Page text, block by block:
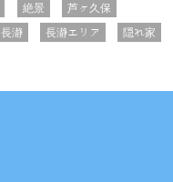
絶景
芦ヶ久保
長瀞 長瀞エリア
隠れ家